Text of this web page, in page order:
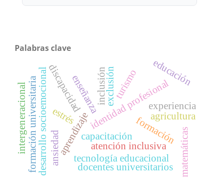
Palabras clave
formación
atención inclusiva
identidad profesional
enseñanza
aprendizaje
inclusiónexclusión
discapacidad
capacitación
tecnología educacional
estrés
ansiedad
docentes universitarios
agricultura
turismo
desarrollo socioemocional educación
formación universitaria matemáticas
intergeneracional experiencia